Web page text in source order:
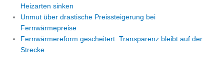
Heizarten sinken
Unmut über drastische Preissteigerung bei
Fernwärmepreise
Fernwärmereform gescheitert: Transparenz bleibt auf der
Strecke